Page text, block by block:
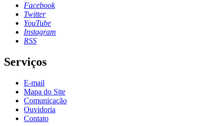
Facebook
Twitter
YouTube
Instagram
RSS
Serviços
E-mail
Mapa do Site
Comunicação
Ouvidoria
Contato